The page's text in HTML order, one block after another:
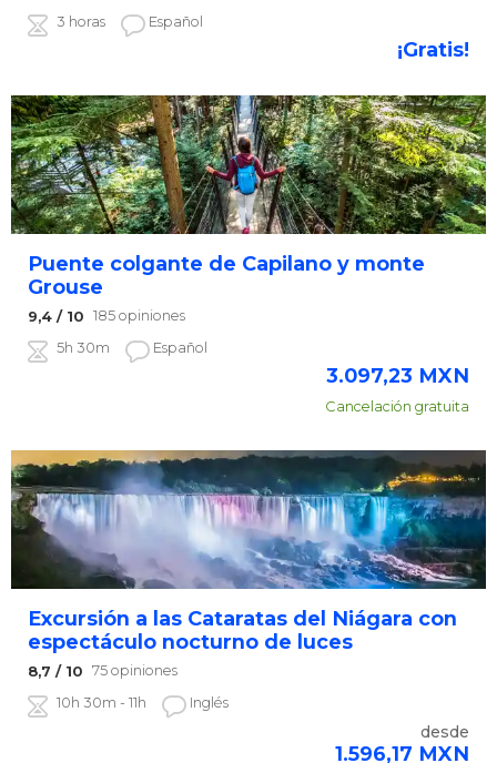
3 horas
Español
¡Gratis!
Puente colgante de Capilano y monte
Grouse
9,4 / 10 185 opiniones
5h 30m
Español
3.097,23 MXN
Cancelación gratuita
Excursión a las Cataratas del Niágara con
espectáculo nocturno de luces
8,7 / 10 75 opiniones
10h 30m - 11h
Inglés
desde
1.596,17 MXN